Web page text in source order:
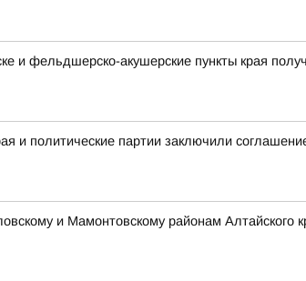
и фельдшерско-акушерские пункты края
и политические партии заключили
и Мамонтовскому районам Алтайского